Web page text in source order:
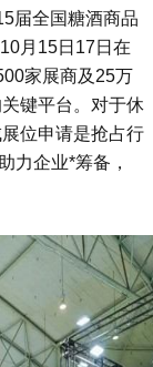
届全国糖酒商品
月15日17日在
家展商及25万
键平台。对于休
位申请是抢占行
力企业*筹备，